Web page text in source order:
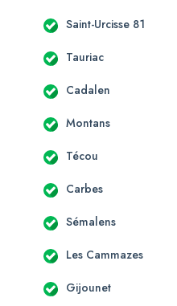
Saint-Urcisse 81
Tauriac
Cadalen
Montans
Técou
Carbes
Sémalens
Les Cammazes
Gijounet